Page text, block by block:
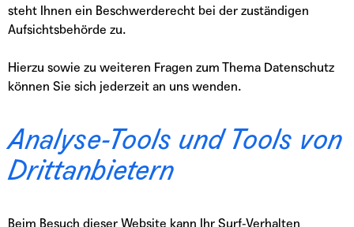
steht Ihnen ein Beschwerderecht bei der zuständigen
Aufsichtsbehörde zu.
Hierzu sowie zu weiteren Fragen zum Thema Datenschutz
können Sie sich jederzeit an uns wenden.
Analyse-Tools und Tools von
Dritt­anbietern
Beim Besuch dieser Website kann Ihr Surf-Verhalten